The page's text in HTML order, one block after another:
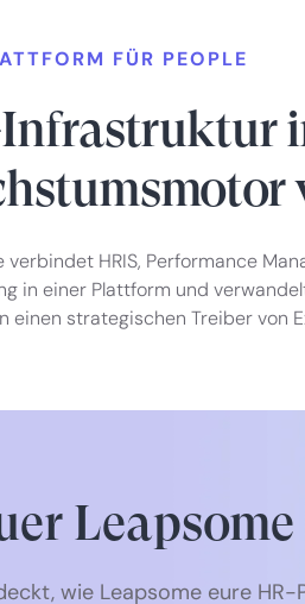
FÜR PEOPLE
verbindet HRIS, Performance
in einer Plattform und
einen strategischen Treiber von
wie Leapsome eure HR-